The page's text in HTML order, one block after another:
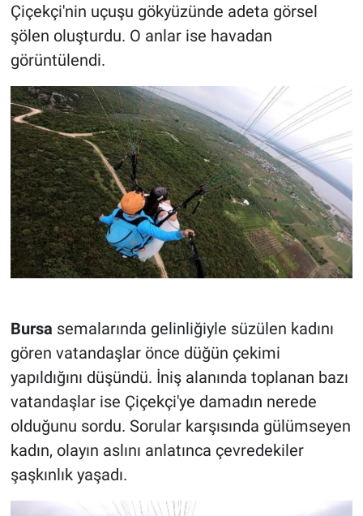
Çiçekçi'nin uçuşu gökyüzünde adeta görsel
şölen oluşturdu. O anlar ise havadan
görüntülendi.
Bursa semalarında gelinliğiyle süzülen kadını
gören vatandaşlar önce düğün çekimi
yapıldığını düşündü. İniş alanında toplanan bazı
vatandaşlar ise Çiçekçi'ye damadın nerede
olduğunu sordu. Sorular karşısında gülümseyen
kadın, olayın aslını anlatınca çevredekiler
şaşkınlık yaşadı.